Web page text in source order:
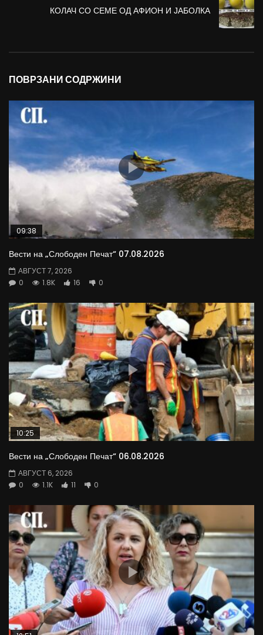
КОЛАЧ СО СЕМЕ ОД АФИОН И ЈАБОЛКА
ПОВРЗАНИ СОДРЖИНИ
09:38
Вести на „Слободен Печат“ 07.08.2026
АВГУСТ 7, 2026
0
1.8K 16 0
10:25
Вести на „Слободен Печат“ 06.08.2026
АВГУСТ 6, 2026
0
1.1K 11 0